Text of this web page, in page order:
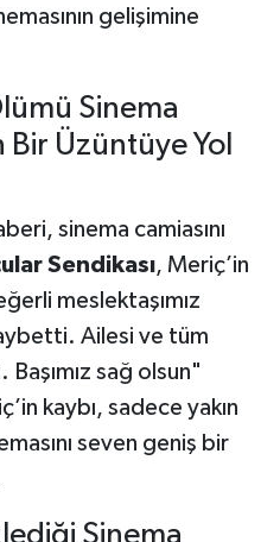
gelişimine
Sinema
Bir Üzüntüye Yol
sinema camiasını
Sendikası, Meriç’in
meslektaşımız
Ailesi ve tüm
sağ olsun"
kaybı, sadece yakın
seven geniş bir
Sinema